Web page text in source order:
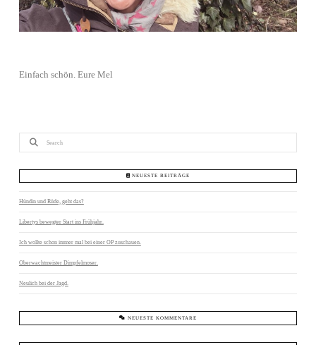
Einfach schön. Eure Mel
Search
NEUESTE BEITRÄGE
Hündin und Rüde, geht das?
Libertys bewegter Start ins Frühjahr.
Ich wollte schon immer mal bei einer OP zuschauen.
Oberwachtmeister Dimpfelmoser.
Neulich bei der Jagd.
NEUESTE KOMMENTARE